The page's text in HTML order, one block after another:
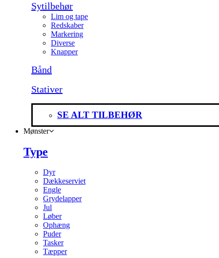
Sytilbehør
Lim og tape
Redskaber
Markering
Diverse
Knapper
Bånd
Stativer
SE ALT TILBEHØR
Mønster
Type
Dyr
Dækkeserviet
Engle
Grydelapper
Jul
Løber
Ophæng
Puder
Tasker
Tæpper